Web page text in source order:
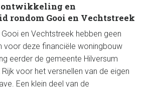
en
rondom Gooi en Vechtstreek
en Vechtstreek hebben geen
voor deze financiële woningbouw
eerder de gemeente Hilversum
voor het versnellen van de eigen
Een klein deel van de